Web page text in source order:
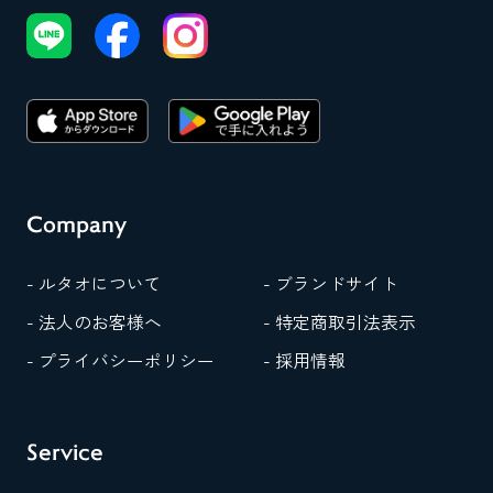
Company
- ルタオについて
- ブランドサイト
- 法人のお客様へ
- 特定商取引法表示
- プライバシーポリシー
- 採用情報
Service